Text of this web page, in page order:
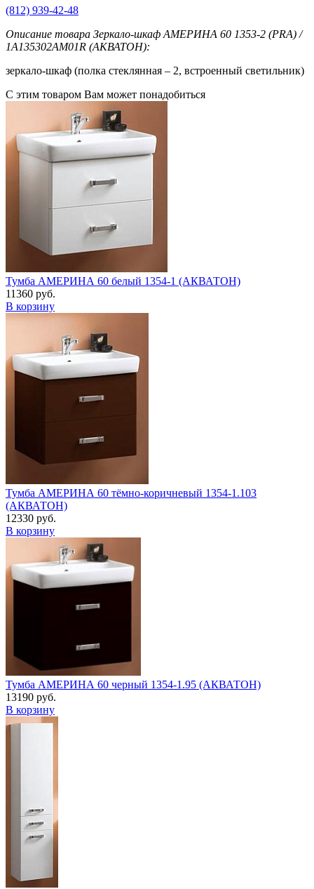
(812) 939-42-48
Описание товара Зеркало-шкаф АМЕРИНА 60 1353-2 (PRA) /
1A135302AM01R (АКВАТОН):
зеркало-шкаф (полка стеклянная – 2, встроенный светильник)
С этим товаром Вам может понадобиться
Тумба АМЕРИНА 60 белый 1354-1 (АКВАТОН)
11360 руб.
В корзину
Тумба АМЕРИНА 60 тёмно-коричневый 1354-1.103
(АКВАТОН)
12330 руб.
В корзину
Тумба АМЕРИНА 60 черный 1354-1.95 (АКВАТОН)
13190 руб.
В корзину